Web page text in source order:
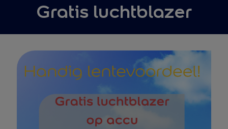
Gratis luchtblazer